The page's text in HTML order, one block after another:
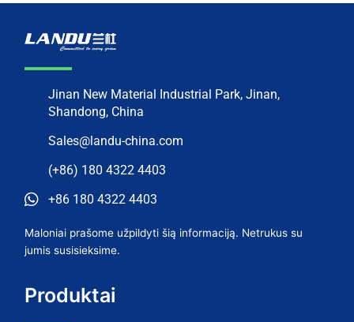
Jinan New Material Industrial Park, Jinan,
Shandong, China
Sales@landu-china.com
(+86) 180 4322 4403
+86 180 4322 4403
Maloniai prašome užpildyti šią informaciją. Netrukus su
jumis susisieksime.
Produktai